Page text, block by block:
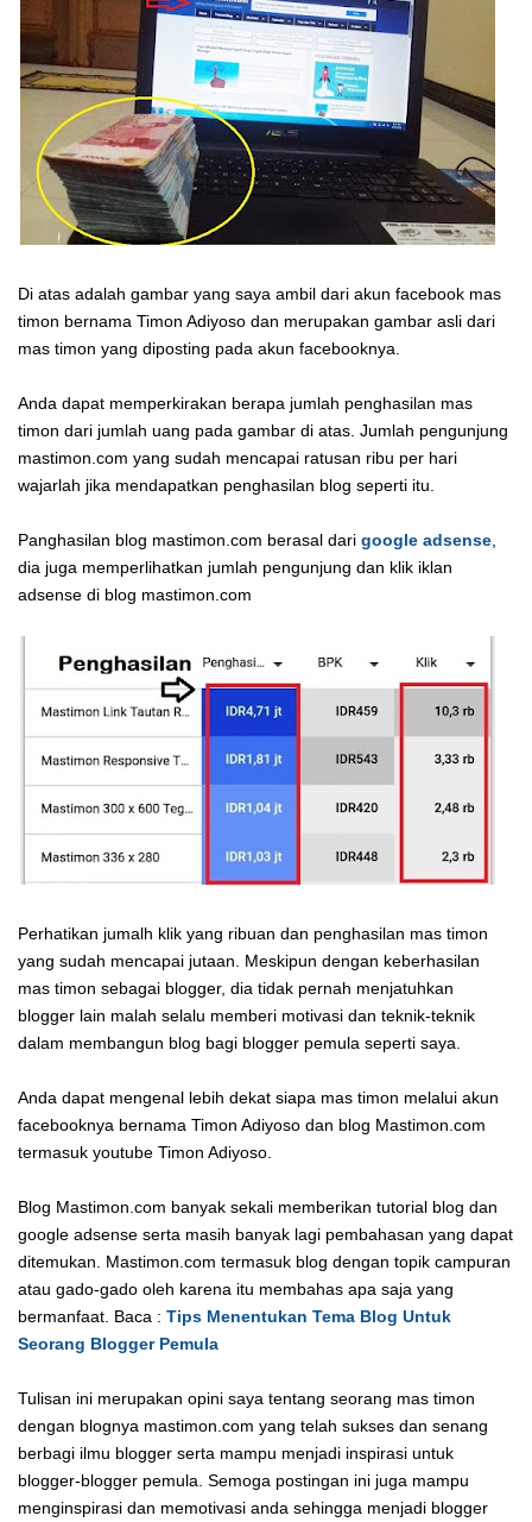
Di atas adalah gambar yang saya ambil dari akun facebook mas
timon bernama Timon Adiyoso dan merupakan gambar asli dari
mas timon yang diposting pada akun facebooknya.
Anda dapat memperkirakan berapa jumlah penghasilan mas
timon dari jumlah uang pada gambar di atas. Jumlah pengunjung
mastimon.com yang sudah mencapai ratusan ribu per hari
wajarlah jika mendapatkan penghasilan blog seperti itu.
Panghasilan blog mastimon.com berasal dari google adsense
dia juga memperlihatkan jumlah pengunjung dan klik iklan
adsense di blog mastimon.com
Perhatikan jumalh klik yang ribuan dan penghasilan mas timon
yang sudah mencapai jutaan. Meskipun dengan keberhasilan
mas timon sebagai blogger, dia tidak pernah menjatuhkan
blogger lain malah selalu memberi motivasi dan teknik-teknik
dalam membangun blog bagi blogger pemula seperti saya.
Anda dapat mengenal lebih dekat siapa mas timon melalui akun
facebooknya bernama Timon Adiyoso dan blog Mastimon.com
termasuk youtube Timon Adiyoso.
Blog Mastimon.com banyak sekali memberikan tutorial blog dan
google adsense serta masih banyak lagi pembahasan yang dapat
ditemukan. Mastimon.com termasuk blog dengan topik campuran
atau gado-gado oleh karena itu membahas apa saja yang
bermanfaat. Baca : Tips Menentukan Tema Blog Untuk
Seorang Blogger Pemula
Tulisan ini merupakan opini saya tentang seorang mas timon
dengan blognya mastimon.com yang telah sukses dan senang
berbagi ilmu blogger serta mampu menjadi inspirasi untuk
blogger-blogger pemula. Semoga postingan ini juga mampu
menginspirasi dan memotivasi anda sehingga menjadi blogger